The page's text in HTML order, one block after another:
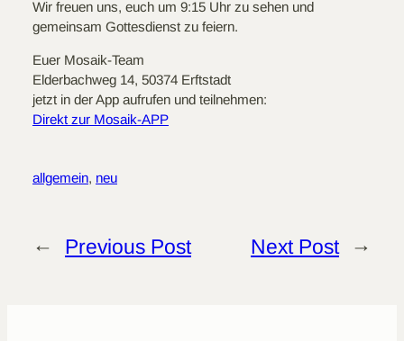
Wir freuen uns, euch um 9:15 Uhr zu sehen und
gemeinsam Gottesdienst zu feiern.
Euer Mosaik-Team
Elderbachweg 14, 50374 Erftstadt
jetzt in der App aufrufen und teilnehmen:
Direkt zur Mosaik-APP
allgemein, neu
← Previous Post Next Post →